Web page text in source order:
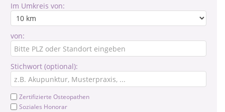
Im Umkreis von:
von:
Stichwort (optional):
Zertifizierte Osteopathen
Soziales Honorar